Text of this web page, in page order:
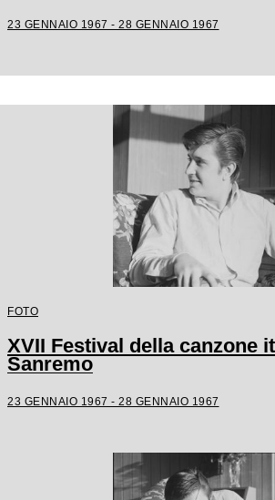
23 GENNAIO 1967 - 28 GENNAIO 1967
FOTO
XVII Festival della canzone
Sanremo
23 GENNAIO 1967 - 28 GENNAIO 1967